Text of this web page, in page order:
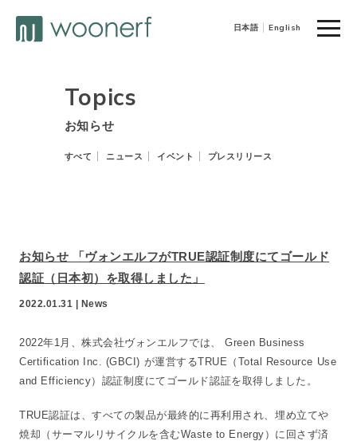
日本語 English
toggle
Topics
お知らせ
すべて ニュース イベント プレスリリース
お知らせ 「ヴォンエルフがTRUE認証制度にてゴールド
認証（日本初）を取得しました」
2022.01.31 | News
2022年1月、株式会社ヴォンエルフでは、 Green Business
Certification Inc. (GBCI) が運営するTRUE（Total Resource Use
and Efficiency）認証制度にてゴールド認証を取得しました。
TRUE認証は、すべての製品が最終的に再利用され、埋め立てや
焼却（サーマルリサイクルを含むWaste to Energy）に回さず済